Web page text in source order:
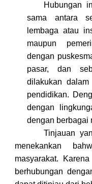
Hubungan
sama antara
lembaga atau
maupun
dengan
pasar, dan
dilakukan
pendidikan.
dengan
dengan berbagai
Tinjauan
menekankan
masyarakat.
berhubungan